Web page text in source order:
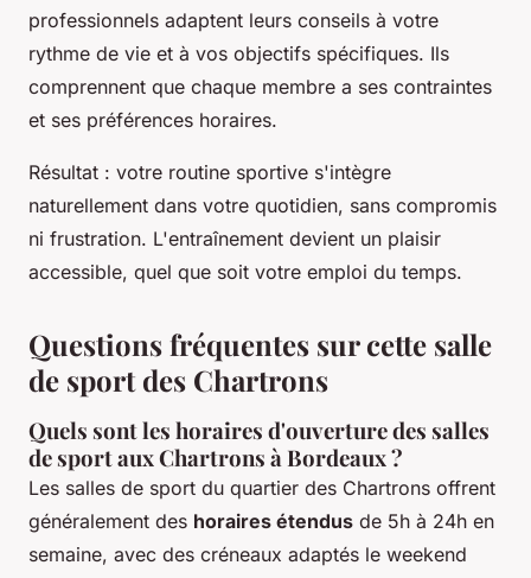
professionnels adaptent leurs conseils à votre
rythme de vie et à vos objectifs spécifiques. Ils
comprennent que chaque membre a ses contraintes
et ses préférences horaires.
Résultat : votre routine sportive s'intègre
naturellement dans votre quotidien, sans compromis
ni frustration. L'entraînement devient un plaisir
accessible, quel que soit votre emploi du temps.
Questions fréquentes sur cette salle
de sport des Chartrons
Quels sont les horaires d'ouverture des salles
de sport aux Chartrons à Bordeaux ?
Les salles de sport du quartier des Chartrons offrent
généralement des horaires étendus de 5h à 24h en
semaine, avec des créneaux adaptés le weekend